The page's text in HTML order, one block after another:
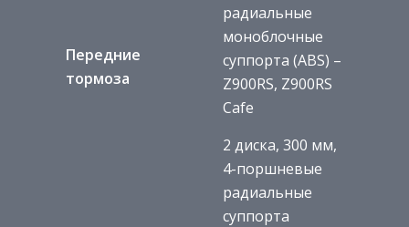
Передние
тормоза
радиальные
моноблочные
суппорта (ABS) –
Z900RS, Z900RS
Cafe
2 диска, 300 мм,
4-поршневые
радиальные
суппорта